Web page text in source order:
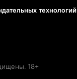
технологий
18+